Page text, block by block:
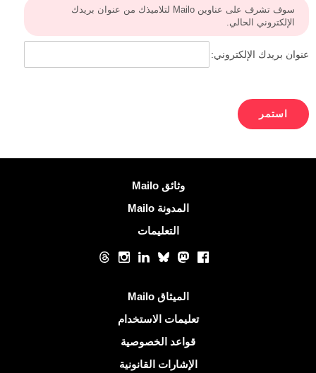
سوف تشرف على عناوين Mailo لتلاميذك من عنوان بريدك
الإلكتروني الحالي.
عنوان بريدك الإلكتروني:
وثائق Mailo
المدونة Mailo
التعليمات
Facebook
Mastodon
Bluesky
LinkedIn
Instagram
Threads
الميثاق Mailo
تعليمات الاستخدام
قواعد الخصوصية
الإشارات القانونية